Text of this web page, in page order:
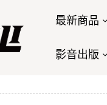
最新商品
影音出版